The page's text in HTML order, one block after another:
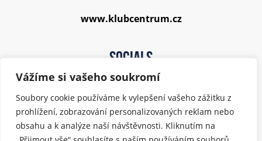
Vážíme si vašeho soukromí
Soubory cookie používáme k vylepšení vašeho zážitku z
prohlížení, zobrazování personalizovaných reklam nebo
obsahu a k analýze naší návštěvnosti. Kliknutím na
www.klubcentrum.cz
Socials